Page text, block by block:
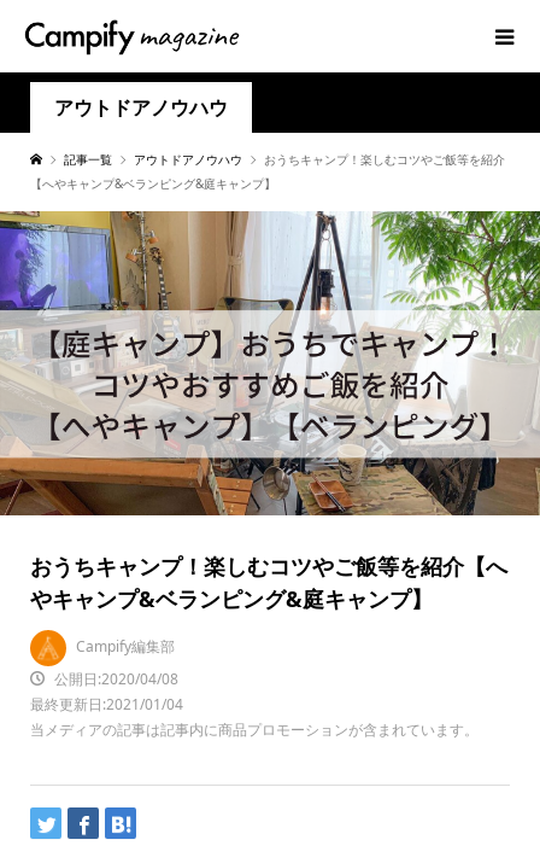
アウトドアノウハウ
記事一覧 アウトドアノウハウ
おうちキャンプ！楽しむコツやご飯等を紹介
【へやキャンプ&ベランピング&庭キャンプ】
おうちキャンプ！楽しむコツやご飯等を紹介【へ
やキャンプ&ベランピング&庭キャンプ】
Campify編集部
公開日:2020/04/08
最終更新日:2021/01/04
当メディアの記事は記事内に商品プロモーションが含まれています。